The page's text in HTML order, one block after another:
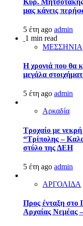
μας κάνεις
5 έτη ago admin
1 min read
ΜΕΣΣΗΝΙΑ
Η χρονιά που θα
μεγάλα
5 έτη ago admin
Αρκαδία
Τροχαίο με
“Τρίπολης –
στύλο της ΔΕΗ
5 έτη ago admin
ΑΡΓΟΛΙΔΑ
Προς ένταξη στο
Αρχαίας Νεμέας